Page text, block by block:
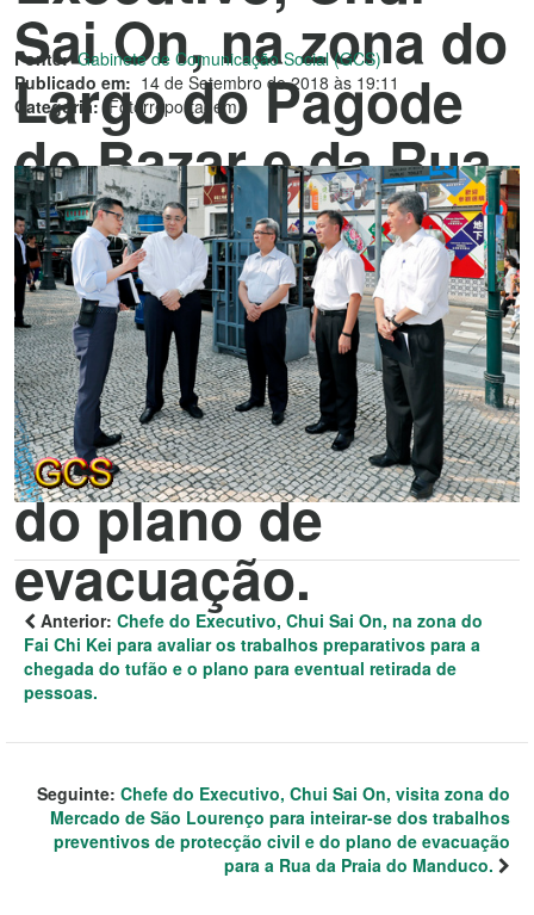
Sai On, na zona do
Largo do Pagode
do Bazar e da Rua
de Cinco de
Outubro a inteirar-
se dos trabalhos
preparatórios de
protecção civil e
do plano de
evacuação.
Fonte: Gabinete de Comunicação Social (GCS)
Publicado em: 14 de Setembro de 2018 às 19:11
Categoria: Fotorreportagem
Anterior: Chefe do Executivo, Chui Sai On, na zona do
Fai Chi Kei para avaliar os trabalhos preparativos para a
chegada do tufão e o plano para eventual retirada de
pessoas.
Seguinte: Chefe do Executivo, Chui Sai On, visita zona do
Mercado de São Lourenço para inteirar-se dos trabalhos
preventivos de protecção civil e do plano de evacuação
para a Rua da Praia do Manduco.